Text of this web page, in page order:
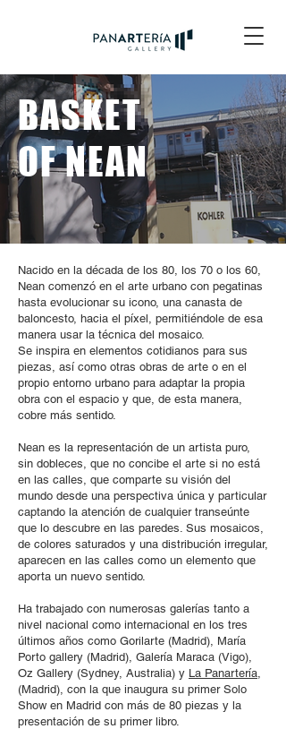
BASKET
OF NEAN
Nacido en la década de los 80, los 70 o los 60,
Nean comenzó en el arte urbano con pegatinas
hasta evolucionar su icono, una canasta de
baloncesto, hacia el píxel, permitiéndole de esa
manera usar la técnica del mosaico.
Se inspira en elementos cotidianos para sus
piezas, así como otras obras de arte o en el
propio entorno urbano para adaptar la propia
obra con el espacio y que, de esta manera,
cobre más sentido.
Nean es la representación de un artista puro,
sin dobleces, que no concibe el arte si no está
en las calles, que comparte su visión del
mundo desde una perspectiva única y particular
captando la atención de cualquier transeúnte
que lo descubre en las paredes. Sus mosaicos,
de colores saturados y una distribución irregular,
aparecen en las calles como un elemento que
aporta un nuevo sentido.
Ha trabajado con numerosas galerías tanto a
nivel nacional como internacional en los tres
últimos años como Gorilarte (Madrid), María
Porto gallery (Madrid), Galería Maraca (Vigo),
Oz Gallery (Sydney, Australia) y La Panartería,
(Madrid), con la que inaugura su primer Solo
Show en Madrid con más de 80 piezas y la
presentación de su primer libro.